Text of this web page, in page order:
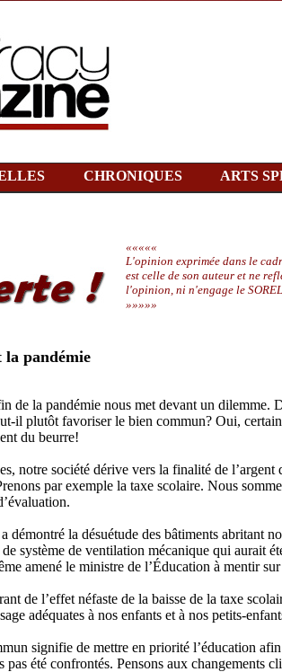
CHRONIQUES ARTS
«««««
L'opinion exprimée dans le
est celle de son auteur et ne
l'opinion, ni n'engage le
»»»»»
la pandémie
de la pandémie nous met devant un dilemme.
il plutôt favoriser le bien commun? Oui,
du beurre!
notre société dérive vers la finalité de l’argent
par exemple la taxe scolaire. Nous
démontré la désuétude des bâtiments abritant
de système de ventilation mécanique qui aurait
amené le ministre de l’Éducation à mentir sur
de l’effet néfaste de la baisse de la taxe
adéquates à nos enfants et à nos petits-
signifie de mettre en priorité l’éducation
pas été confrontés. Pensons aux changements